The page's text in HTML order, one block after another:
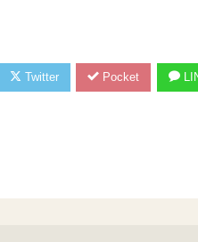
Twitter Pocket